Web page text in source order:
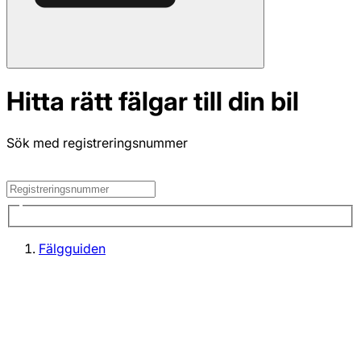
Hitta rätt fälgar till din bil
Sök med registreringsnummer
Fälgguiden